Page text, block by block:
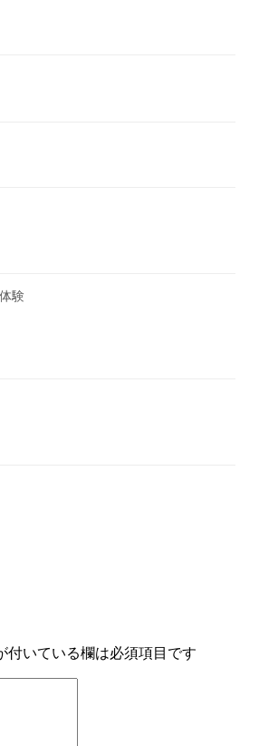
験
付いている欄は必須項目です